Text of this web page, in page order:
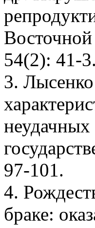
54(2): 41-3.
3.
97-101.
4.
браке: